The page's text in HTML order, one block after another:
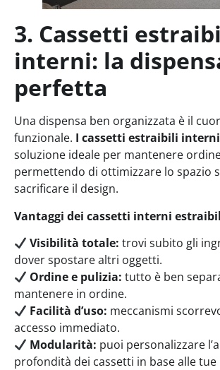
3. Cassetti
interni: la
perfetta
Una dispensa ben organizzata è il
funzionale. I cassetti estraibili interni
soluzione ideale per mantenere
permettendo di ottimizzare lo spazio
sacrificare il design.
Vantaggi dei cassetti interni
Visibilità totale: trovi subito gli
dover spostare altri oggetti.
Ordine e pulizia: tutto è ben
mantenere in ordine.
Facilità d’uso: meccanismi
accesso immediato.
Modularità: puoi personalizzare
profondità dei cassetti in base alle tue